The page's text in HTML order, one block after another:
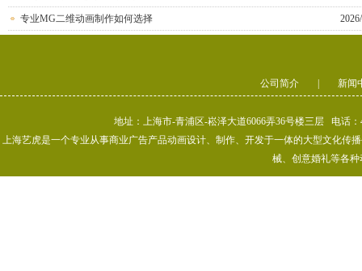
专业MG二维动画制作如何选择
公司简介 新闻
地址：上海市-青浦区-崧泽大道6066弄36号楼三层 电话
上海艺虎是一个专业从事商业广告产品动画设计、制作、开发于一体的大型文化传
械、创意婚礼等各